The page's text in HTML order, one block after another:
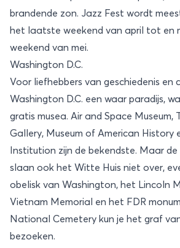
brandende zon. Jazz Fest wordt
het laatste weekend van april tot en
weekend van mei.
Washington D.C.
Voor liefhebbers van geschiedenis en
Washington D.C. een waar paradijs,
gratis musea. Air and Space Museum,
Gallery, Museum of American History
Institution zijn de bekendste. Maar
slaan ook het Witte Huis niet over,
obelisk van Washington, het Lincoln
Vietnam Memorial en het FDR
National Cemetery kun je het graf
bezoeken.